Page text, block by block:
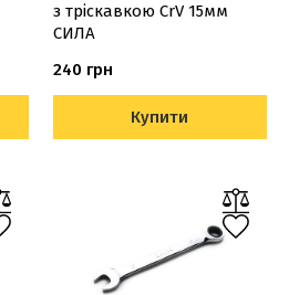
з тріскавкою CrV 15мм
СИЛА
240 грн
Купити